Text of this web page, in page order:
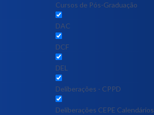
Cursos de Pós-Graduação
DAC
DCF
DEL
Deliberações - CPPD
Deliberações CEPE Calendários